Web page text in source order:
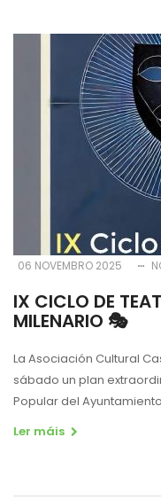
06 NOVEMBRO 2025
IX CICLO DE
MILENARIO 🎭
La Asociación Cultural
sábado un plan
Popular del
Ler máis